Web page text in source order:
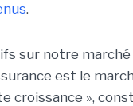
.
sur notre
est le
»,